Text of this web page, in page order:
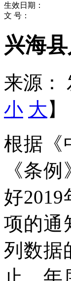
生效日期：
文 号：
兴海
来源：
小 大 】
根据《
《条
好
项的通
列数据
止。